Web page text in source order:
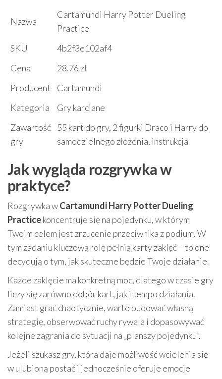
Nazwa
Cartamundi Harry Potter Dueling
Practice
SKU
4b2f3e102af4
Cena
28.76 zł
Producent
Cartamundi
Kategoria
Gry karciane
Zawartość
gry
55 kart do gry, 2 figurki Draco i Harry do
samodzielnego złożenia, instrukcja
Jak wygląda rozgrywka w
praktyce?
Rozgrywka wCartamundi Harry Potter Dueling
Practicekoncentruje się na pojedynku, w którym
Twoim celem jest zrzucenie przeciwnika z podium. W
tym zadaniu kluczową rolę pełnią karty zaklęć – to one
decydują o tym, jak skuteczne będzie Twoje działanie.
Każde zaklęcie ma konkretną moc, dlatego w czasie gry
liczy się zarówno dobór kart, jak i tempo działania.
Zamiast grać chaotycznie, warto budować własną
strategię, obserwować ruchy rywala i dopasowywać
kolejne zagrania do sytuacji na „planszy pojedynku”.
Jeżeli szukasz gry, która daje możliwość wcielenia się
w ulubioną postać i jednocześnie oferuje emocje